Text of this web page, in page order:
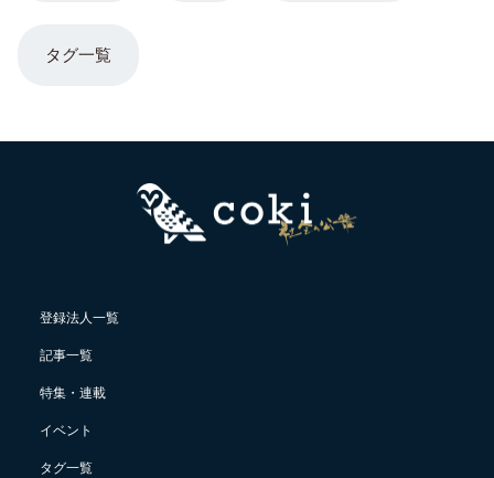
タグ一覧
登録法人一覧
記事一覧
特集・連載
イベント
タグ一覧